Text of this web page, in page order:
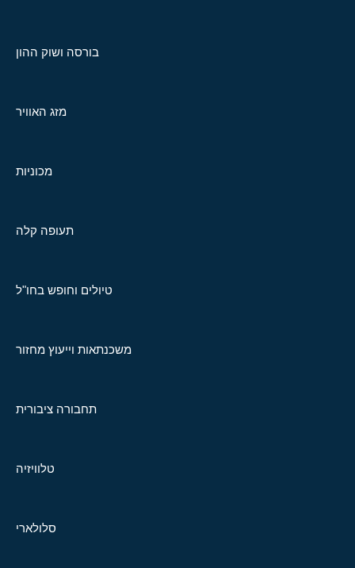
בורסה ושוק ההון
מזג האוויר
מכוניות
תעופה קלה
טיולים וחופש בחו"ל
משכנתאות וייעוץ מחזור
תחבורה ציבורית
טלוויזיה
סלולארי